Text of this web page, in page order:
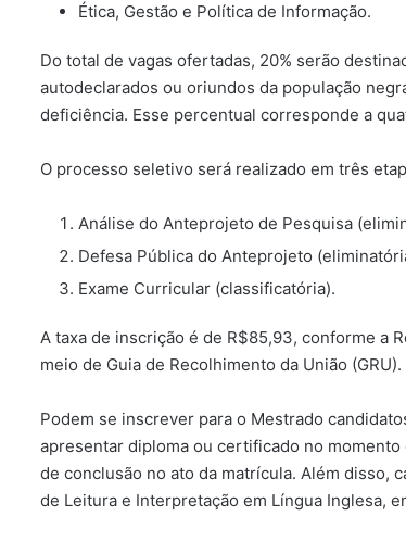
Ética, Gestão e Política de Informação.
Do total de vagas ofertadas, 20% serão
autodeclarados ou oriundos da população
deficiência. Esse percentual corresponde a
O processo seletivo será realizado em três
Análise do Anteprojeto de Pesquisa
Defesa Pública do Anteprojeto
Exame Curricular (classificatória).
A taxa de inscrição é de R$85,93, conforme a
meio de Guia de Recolhimento da União (GRU).
Podem se inscrever para o Mestrado
apresentar diploma ou certificado no
de conclusão no ato da matrícula. Além disso,
de Leitura e Interpretação em Língua Inglesa,